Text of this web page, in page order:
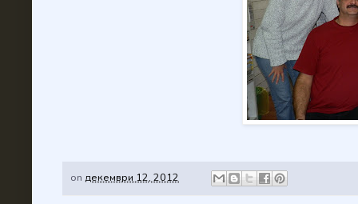
on декември 12, 2012